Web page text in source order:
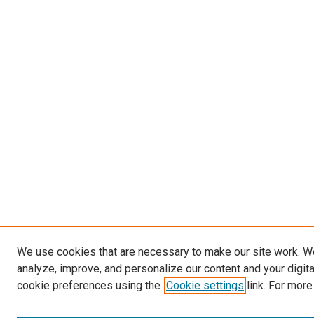
We use cookies that are necessary to make our site work.
analyze, improve, and personalize our content and your
cookie preferences using the Cookie settings link. For